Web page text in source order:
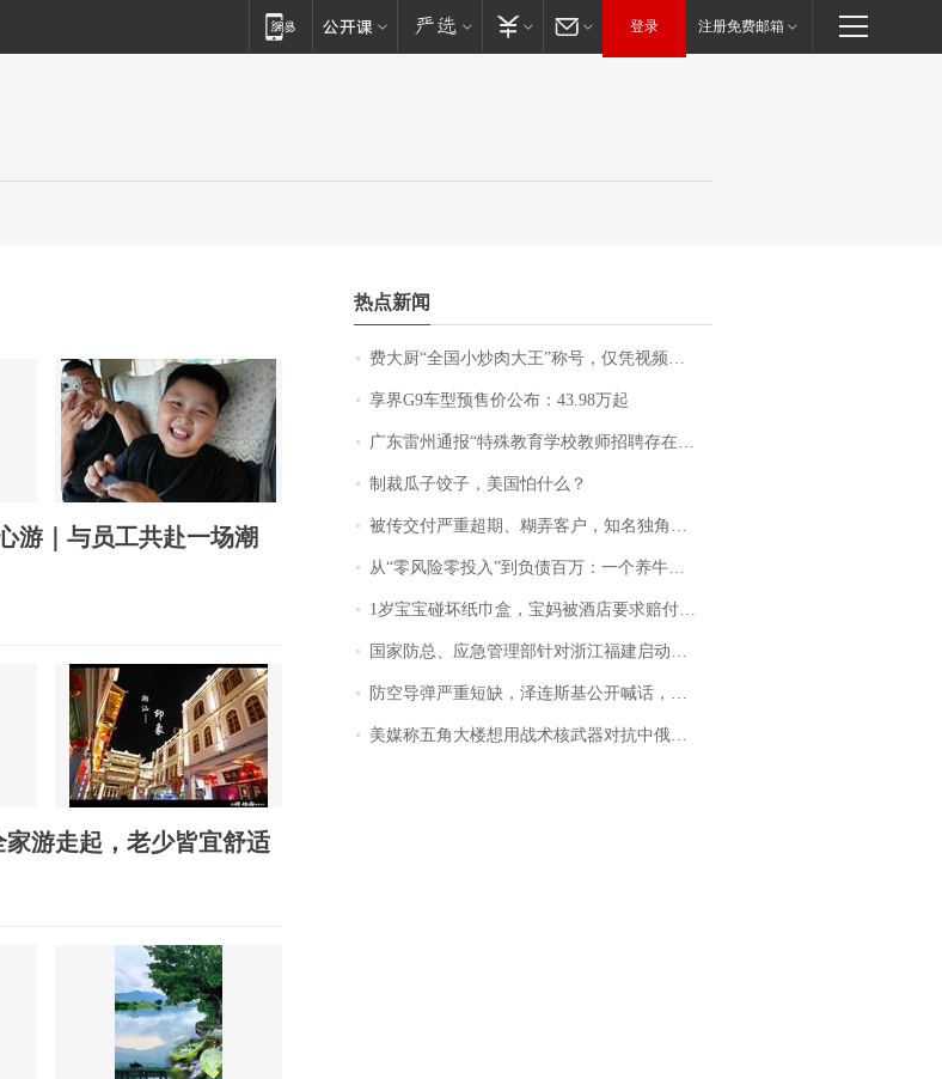
登录 注册免费邮箱
游｜与员工共赴一场潮
游走起，老少皆宜舒适
热点新闻
费大厨“全国小炒肉大王”称号，仅凭视频评出？中国烹饪协会回应
享界G9车型预售价公布：43.98万起
广东雷州通报“特殊教育学校教师招聘存在违规行为”：已启动问责程序 副校长被停职
制裁瓜子饺子，美国怕什么？
被传交付严重超期、糊弄客户，知名独角兽车企创始人回应：都没证据，将依法采取措施，“本人长期与美国交管局保持沟通，对方表示肯定”
从“零风险零投入”到负债百万：一个养牛项目崩盘后，谁该为农户的贷款买单丨红星调查
1岁宝宝碰坏纸巾盒，宝妈被酒店要求赔付924元！三亚一酒店回复：骨瓷定制！网友一查价格，吵翻了
国家防总、应急管理部针对浙江福建启动防汛防台风四级应急响应
防空导弹严重短缺，泽连斯基公开喊话，乌克兰失去导弹拦截能力？
美媒称五角大楼想用战术核武器对抗中俄，专家：赤裸裸的“核讹诈”